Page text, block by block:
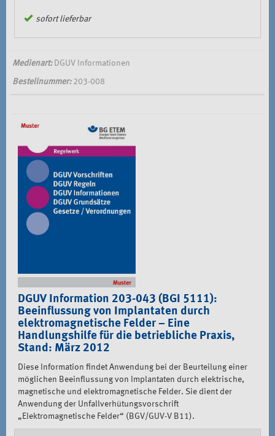
sofort lieferbar
Medienart:DGUV Informationen
Bestellnummer:203-008
DGUV Information 203-043 (BGI 5111):
Beeinflussung von Implantaten durch
elektromagnetische Felder – Eine
Handlungshilfe für die betriebliche Praxis,
Stand: März 2012
Diese Information findet Anwendung bei der Beurteilung einer
möglichen Beeinflussung von Implantaten durch elektrische,
magnetische und elektromagnetische Felder. Sie dient der
Anwendung der Unfallverhütungsvorschrift
„Elektromagnetische Felder“ (BGV/GUV-V B11).